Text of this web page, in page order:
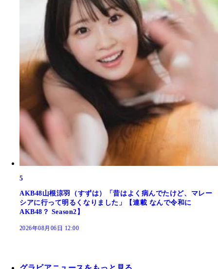
5
AKB48山根涼羽（すずは）「昔はよく病んでたけど、マレー
シアに行って明るくなりました」【連載 なんで令和に
AKB48？ Season2】
2026年08月06日 12:00